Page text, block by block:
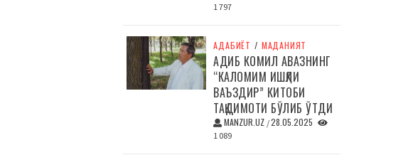
1 797
АДАБИЁТ / МАДАНИЯТ
АДИБ КОМИЛ АВАЗНИНГ
“КАЛОМИМ ИШҚЛИ
ВАЪЗДИР” КИТОБИ
ТАҚДИМОТИ БЎЛИБ ЎТДИ
MANZUR.UZ /28.05.2025
1 089